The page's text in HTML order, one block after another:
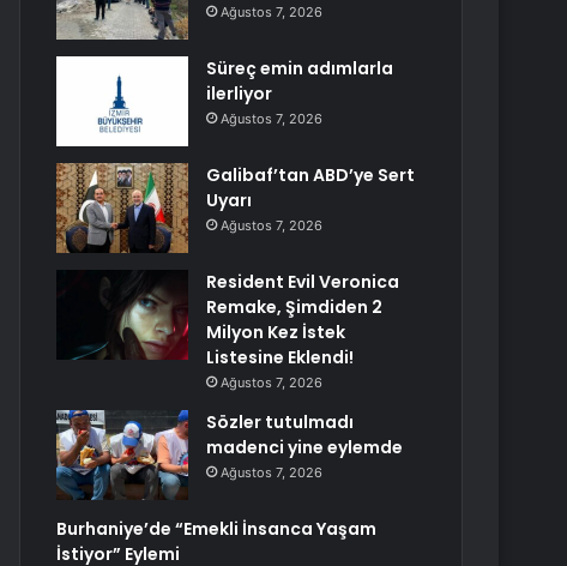
Ağustos 7, 2026
Süreç emin adımlarla
ilerliyor
Ağustos 7, 2026
Galibaf’tan ABD’ye Sert
Uyarı
Ağustos 7, 2026
Resident Evil Veronica
Remake, Şimdiden 2
Milyon Kez İstek
Listesine Eklendi!
Ağustos 7, 2026
Sözler tutulmadı
madenci yine eylemde
Ağustos 7, 2026
Burhaniye’de “Emekli İnsanca Yaşam
İstiyor” Eylemi